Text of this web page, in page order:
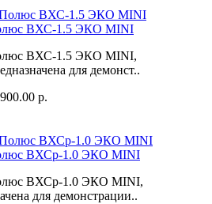
ВХС-1.5 ЭКО MINI
ВХС-1.5 ЭКО MINI,
для демонст..
р.
ВХСр-1.0 ЭКО MINI
ВХСр-1.0 ЭКО MINI,
для демонстрации..